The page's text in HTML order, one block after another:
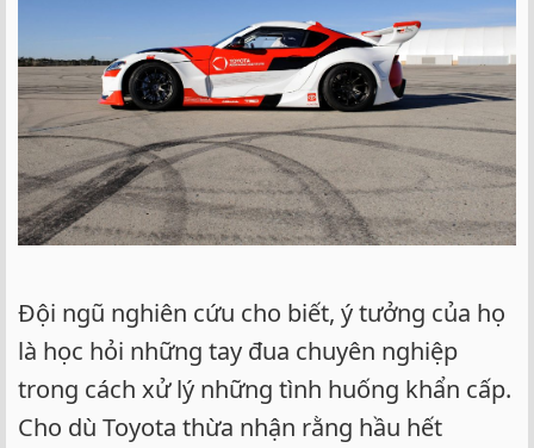
Đội ngũ nghiên cứu cho biết, ý tưởng của họ
là học hỏi những tay đua chuyên nghiệp
trong cách xử lý những tình huống khẩn cấp.
Cho dù Toyota thừa nhận rằng hầu hết